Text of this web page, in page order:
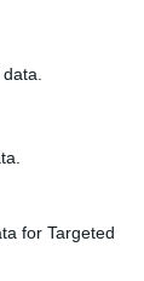
for Targeted